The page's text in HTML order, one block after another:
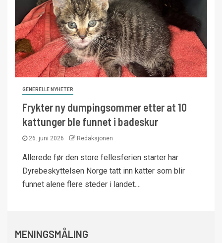
GENERELLE NYHETER
Frykter ny dumpingsommer etter at 10
kattunger ble funnet i badeskur
26. juni 2026 Redaksjonen
Allerede før den store fellesferien starter har
Dyrebeskyttelsen Norge tatt inn katter som blir
funnet alene flere steder i landet....
MENINGSMÅLING